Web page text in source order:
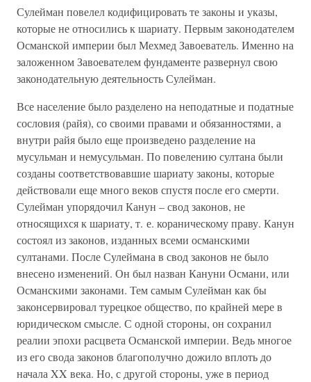
Сулейман повелел кодифицировать те законы и указы,
которые не относились к шариату. Первым законодателем
Османской империи был Мехмед Завоеватель. Именно на
заложенном Завоевателем фундаменте развернул свою
законодательную деятельность Сулейман.
Все население было разделено на неподатные и податные
сословия (райя), со своими правами и обязанностями, а
внутри райя было еще произведено разделение на
мусульман и немусульман. По повелению султана были
созданы соответствовавшие шариату законы, которые
действовали еще много веков спустя после его смерти.
Сулейман упорядочил Канун – свод законов, не
относящихся к шариату, т. е. кораническому праву. Канун
состоял из законов, изданных всеми османскими
султанами. После Сулеймана в свод законов не было
внесено изменений. Он был назван Кануни Османи, или
Османскими законами. Тем самым Сулейман как бы
законсервировал турецкое общество, по крайней мере в
юридическом смысле. С одной стороны, он сохранил
реалии эпохи расцвета Османской империи. Ведь многое
из его свода законов благополучно дожило вплоть до
начала XX века. Но, с другой стороны, уже в период